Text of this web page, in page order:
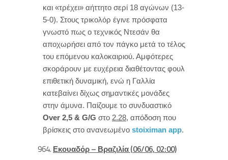
και «τρέχει» αήττητο σερί 18 αγώνων (13-
5-0). Στους τρικολόρ έγινε πρόσφατα
γνωστό πως ο τεχνικός Ντεσάν θα
αποχωρήσει από τον πάγκο μετά το τέλος
του επόμενου καλοκαιριού. Αμφότερες
σκοράρουν με ευχέρεια διαθέτοντας φουλ
επιθετική δυναμική, ενώ η Γαλλία
κατεβαίνει δίχως σημαντικές μονάδες
στην άμυνα. Παίζουμε το συνδυαστικό
Over 2,5 & G/G στο 2.28, απόδοση που
βρίσκεις στο ανανεωμένο stoiximan app.
Εκουαδόρ – Βραζιλία (06/06, 02:00)